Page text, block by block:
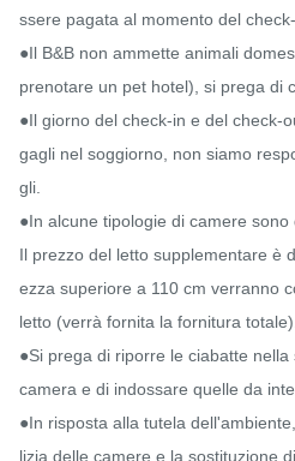
ssere pagata al momento del
●Il B&B non ammette animali
prenotare un pet hotel), si prega di
●Il giorno del check-in e del check-
gagli nel soggiorno, non siamo
gli.
●In alcune tipologie di camere
Il prezzo del letto supplementare è
ezza superiore a 110 cm verranno
letto (verrà fornita la fornitura
●Si prega di riporre le ciabatte
camera e di indossare quelle da
●In risposta alla tutela
lizia delle camere e la sostituzione